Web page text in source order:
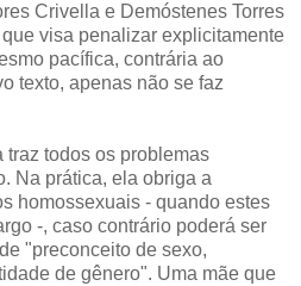
Crivella e Demóstenes Torres
visa penalizar explicitamente
pacífica, contrária ao
texto, apenas não se faz
traz todos os problemas
Na prática, ela obriga a
homossexuais - quando estes
-, caso contrário poderá ser
"preconceito de sexo,
de gênero". Uma mãe que